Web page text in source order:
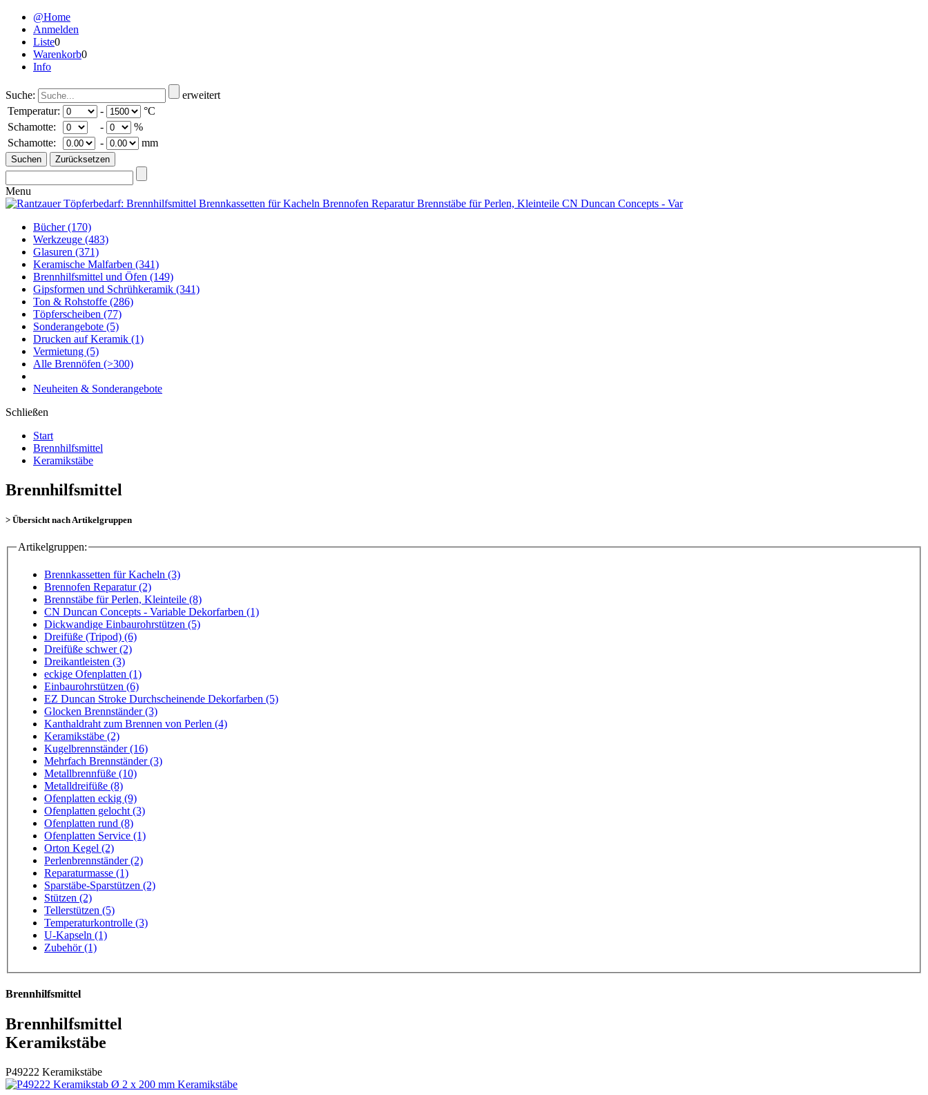
@Home
Anmelden
Liste0
Warenkorb0
Info
Suche:
erweitert
Temperatur:
-
°C
Schamotte:
-
%
Schamotte:
- mm
Menu
Bücher(170)
Werkzeuge (483)
Glasuren (371)
Keramische Malfarben (341)
Brennhilfsmittel und Öfen (149)
Gipsformen und Schrühkeramik (341)
Ton & Rohstoffe (286)
Töpferscheiben (77)
Sonderangebote (5)
Drucken auf Keramik (1)
Vermietung (5)
Alle Brennöfen (>300)
Neuheiten & Sonderangebote
Schließen
Start
Brennhilfsmittel
Keramikstäbe
Brennhilfsmittel
> Übersicht nach Artikelgruppen
Artikelgruppen:
Brennkassetten für Kacheln (3)
Brennofen Reparatur (2)
Brennstäbe für Perlen, Kleinteile (8)
CN Duncan Concepts - Variable Dekorfarben (1)
Dickwandige Einbaurohrstützen (5)
Dreifüße (Tripod) (6)
Dreifüße schwer (2)
Dreikantleisten (3)
eckige Ofenplatten (1)
Einbaurohrstützen (6)
EZ Duncan Stroke Durchscheinende Dekorfarben (5)
Glocken Brennständer (3)
Kanthaldraht zum Brennen von Perlen (4)
Keramikstäbe (2)
Kugelbrennständer (16)
Mehrfach Brennständer (3)
Metallbrennfüße (10)
Metalldreifüße (8)
Ofenplatten eckig (9)
Ofenplatten gelocht (3)
Ofenplatten rund (8)
Ofenplatten Service (1)
Orton Kegel (2)
Perlenbrennständer (2)
Reparaturmasse (1)
Sparstäbe-Sparstützen (2)
Stützen (2)
Tellerstützen (5)
Temperaturkontrolle (3)
U-Kapseln (1)
Zubehör (1)
Brennhilfsmittel
Brennhilfsmittel
Keramikstäbe
P49222 Keramikstäbe